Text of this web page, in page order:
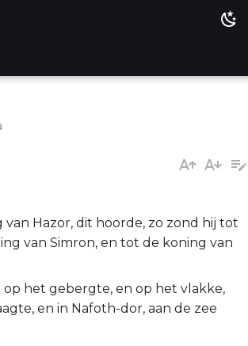
van Hazor, dit hoorde, zo zond hij tot
van Simron, en tot de koning van
het gebergte, en op het vlakke,
en in Nafoth-dor, aan de zee